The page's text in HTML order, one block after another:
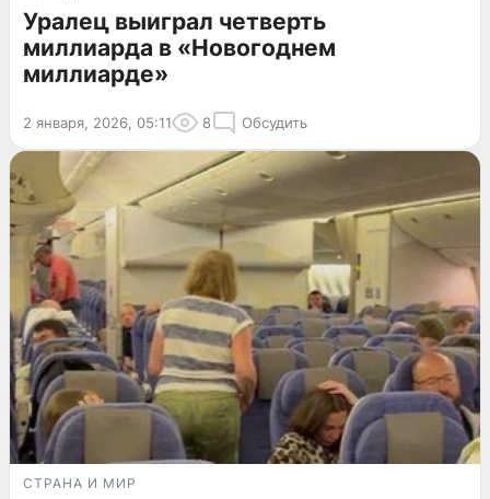
Уралец выиграл четверть
миллиарда в «Новогоднем
миллиарде»
2 января, 2026, 05:11 8 Обсудить
СТРАНА И МИР